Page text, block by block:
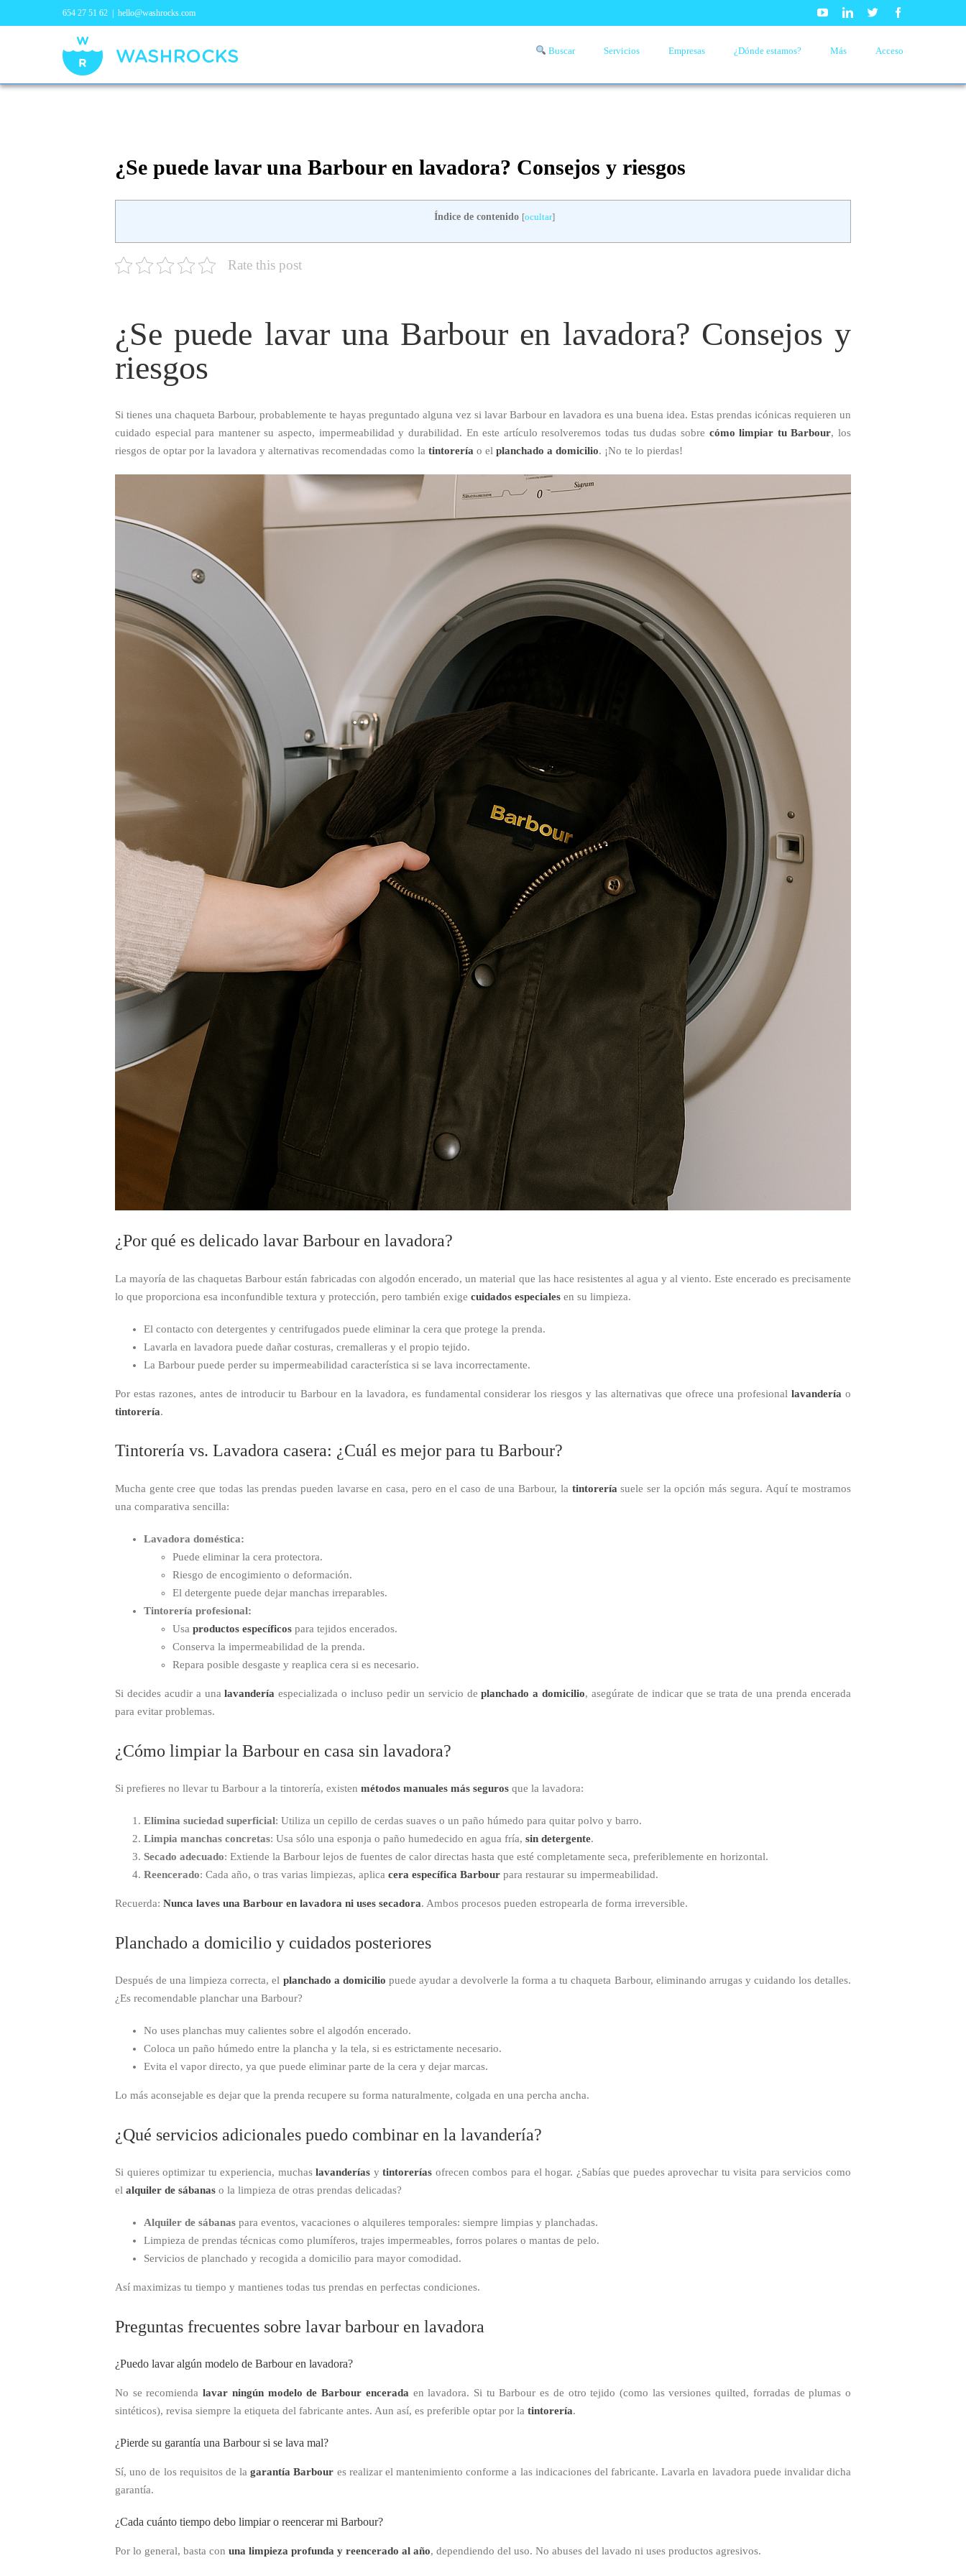
654 27 51 62 | hello@washrocks.com YoutubeLinkedinTwitter
Buscar Servicios Empresas ¿Dónde estamos? Más Acceso
¿Se puede lavar una Barbour en lavadora? Consejos y riesgos
Índice de contenido [ocultar]
Rate this post
¿Se puede lavar una Barbour en lavadora? Consejos y
riesgos
Si tienes una chaqueta Barbour, probablemente te hayas preguntado alguna vez si lavar Barbour en lavadora es una buena idea. Estas prendas icónicas requieren un
cuidado especial para mantener su aspecto, impermeabilidad y durabilidad. En este artículo resolveremos todas tus dudas sobre cómo limpiar tu Barbour, los
riesgos de optar por la lavadora y alternativas recomendadas como la tintorería o el planchado a domicilio. ¡No te lo pierdas!
¿Por qué es delicado lavar Barbour en lavadora?
La mayoría de las chaquetas Barbour están fabricadas con algodón encerado, un material que las hace resistentes al agua y al viento. Este encerado es precisamente
lo que proporciona esa inconfundible textura y protección, pero también exige cuidados especiales en su limpieza.
El contacto con detergentes y centrifugados puede eliminar la cera que protege la prenda.
Lavarla en lavadora puede dañar costuras, cremalleras y el propio tejido.
La Barbour puede perder su impermeabilidad característica si se lava incorrectamente.
Por estas razones, antes de introducir tu Barbour en la lavadora, es fundamental considerar los riesgos y las alternativas que ofrece una profesionallavandería o
tintorería.
Tintorería vs. Lavadora casera: ¿Cuál es mejor para tu Barbour?
Mucha gente cree que todas las prendas pueden lavarse en casa, pero en el caso de una Barbour, la tintorería suele ser la opción más segura. Aquí te mostramos
una comparativa sencilla:
Lavadora doméstica:
Puede eliminar la cera protectora.
Riesgo de encogimiento o deformación.
El detergente puede dejar manchas irreparables.
Tintorería profesional:
Usa productos específicos para tejidos encerados.
Conserva la impermeabilidad de la prenda.
Repara posible desgaste y reaplica cera si es necesario.
Si decides acudir a unalavandería especializada o incluso pedir un servicio deplanchado a domicilio, asegúrate de indicar que se trata de una prenda encerada
para evitar problemas.
¿Cómo limpiar la Barbour en casa sin lavadora?
Si prefieres no llevar tu Barbour a la tintorería, existen métodos manuales más seguros que la lavadora:
Elimina suciedad superficial: Utiliza un cepillo de cerdas suaves o un paño húmedo para quitar polvo y barro.
Limpia manchas concretas: Usa sólo una esponja o paño humedecido en agua fría, sin detergente.
Secado adecuado: Extiende la Barbour lejos de fuentes de calor directas hasta que esté completamente seca, preferiblemente en horizontal.
Reencerado: Cada año, o tras varias limpiezas, aplica cera específica Barbour para restaurar su impermeabilidad.
Recuerda: Nunca laves una Barbour en lavadora ni uses secadora. Ambos procesos pueden estropearla de forma irreversible.
Planchado a domicilio y cuidados posteriores
Después de una limpieza correcta, el planchado a domicilio puede ayudar a devolverle la forma a tu chaqueta Barbour, eliminando arrugas y cuidando los detalles.
¿Es recomendable planchar una Barbour?
No uses planchas muy calientes sobre el algodón encerado.
Coloca un paño húmedo entre la plancha y la tela, si es estrictamente necesario.
Evita el vapor directo, ya que puede eliminar parte de la cera y dejar marcas.
Lo más aconsejable es dejar que la prenda recupere su forma naturalmente, colgada en una percha ancha.
¿Qué servicios adicionales puedo combinar en la lavandería?
Si quieres optimizar tu experiencia, muchaslavanderías ytintorerías ofrecen combos para el hogar. ¿Sabías que puedes aprovechar tu visita para servicios como
el alquiler de sábanas o la limpieza de otras prendas delicadas?
Alquiler de sábanas para eventos, vacaciones o alquileres temporales: siempre limpias y planchadas.
Limpieza de prendas técnicas como plumíferos, trajes impermeables, forros polares o mantas de pelo.
Servicios de planchado y recogida a domicilio para mayor comodidad.
Así maximizas tu tiempo y mantienes todas tus prendas en perfectas condiciones.
Preguntas frecuentes sobre lavar barbour en lavadora
¿Puedo lavar algún modelo de Barbour en lavadora?
No se recomiendalavar ningún modelo de Barbour enceradaen lavadora. Si tu Barbour es de otro tejido (como las versiones quilted, forradas de plumas o
sintéticos), revisa siempre la etiqueta del fabricante antes. Aun así, es preferible optar por la tintorería.
¿Pierde su garantía una Barbour si se lava mal?
Sí, uno de los requisitos de lagarantía Barbour es realizar el mantenimiento conforme a las indicaciones del fabricante. Lavarla en lavadora puede invalidar dicha
garantía.
¿Cada cuánto tiempo debo limpiar o reencerar mi Barbour?
Por lo general, basta con una limpieza profunda y reencerado al año, dependiendo del uso. No abuses del lavado ni uses productos agresivos.